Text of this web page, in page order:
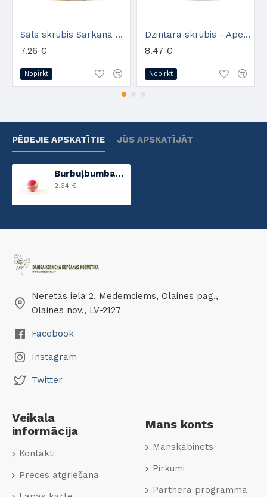
Sāls skrubis Sarkanā vīnoga
7.26 €
Nopirkt
Dzintara skrubis - Apelsīns
8.47 €
Nopirkt
PĒDEJIE APSKATĪTIE JŪS APSKATĪJĀT
Burbuļbumbas Sarkanā vīnoga
2.64 €
Neretas iela 2, Medemciems, Olaines pag.,
Olaines nov., LV-2127
Facebook
Instagram
Twitter
Veikala
informācija
Kontakti
Preces atgriešana
Mans konts
Manskabinets
Pirkumi
Partnera programma